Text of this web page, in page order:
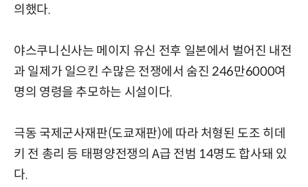
의했다.
야스쿠니신사는 메이지 유신 전후 일본에서 벌어진 내전
과 일제가 일으킨 수많은 전쟁에서 숨진 246만6000여
명의 영령을 추모하는 시설이다.
극동 국제군사재판(도쿄재판)에 따라 처형된 도조 히데
키 전 총리 등 태평양전쟁의 A급 전범 14명도 합사돼 있
다.